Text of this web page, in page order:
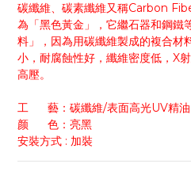
碳纖維、碳素纖維又稱Carbon
為「黑色黃金」，它繼石器和鋼鐵
料」，因為用碳纖維製成的複合材
小，耐腐蝕性好，纖維密度低，X
高壓。
工      藝：碳纖維/表面高光UV精油
颜      色：亮黑
安裝方式 : 加裝